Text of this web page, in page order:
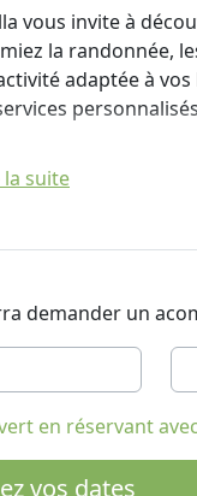
vous invite à
la randonnée,
adaptée à
conçue
et raffinées
de bain privée,
à écran plat
une expérience
sous vos yeux.
buffet
produits sucrés
la suite
demander un
en réservant
vos dates